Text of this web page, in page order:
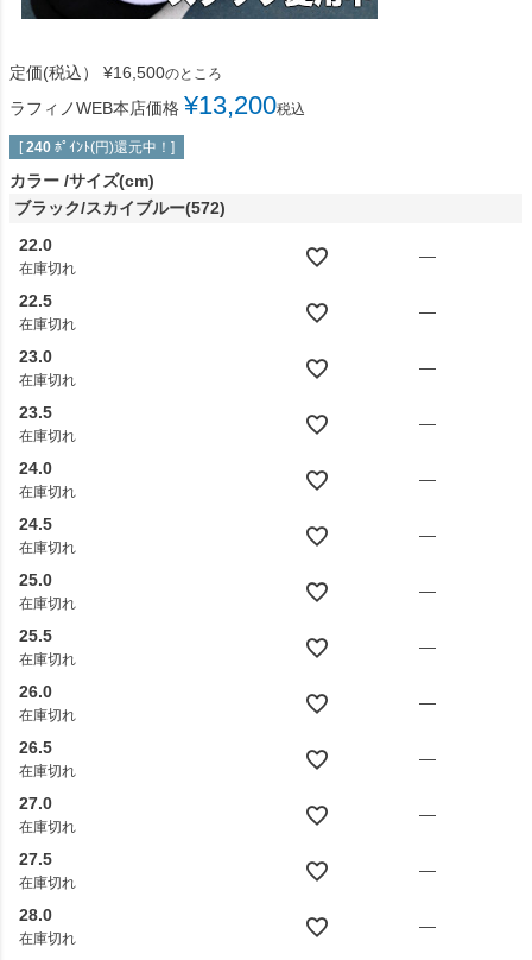
定価(税込） ¥16,500のところ
ラフィノWEB本店価格 ¥13,200税込
[ 240 ﾎﾟｲﾝﾄ(円)還元中！]
カラー サイズ(cm)
ブラック/スカイブルー(572)
22.0
在庫切れ
—
22.5
在庫切れ
—
23.0
在庫切れ
—
23.5
在庫切れ
—
24.0
在庫切れ
—
24.5
在庫切れ
—
25.0
在庫切れ
—
25.5
在庫切れ
—
26.0
在庫切れ
—
26.5
在庫切れ
—
27.0
在庫切れ
—
27.5
在庫切れ
—
28.0
在庫切れ
—